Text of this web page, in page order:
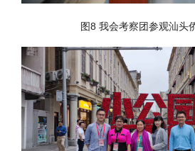
图8 我会考察团参观汕头